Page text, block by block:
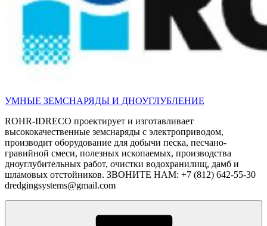
УМНЫЕ ЗЕМСНАРЯДЫ И ДНОУГЛУБЛЕНИЕ
ROHR-IDRECO проектирует и изготавливает
высококачественные земснаряды с электроприводом,
производит оборудование для добычи песка, песчано-
гравийной смеси, полезных ископаемых, производства
дноуглубительных работ, очистки водохранилищ, дамб и
шламовых отстойников. ЗВОНИТЕ НАМ: +7 (812) 642-55-30
dredgingsystems@gmail.com